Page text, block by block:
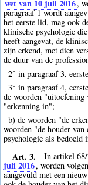
wet van 10 juli 2016,
paragraaf 1 wordt
het eerste lid, mag ook
klinische psychologie
heeft aangevat, de
zijn erkend, met dien
de duur van de
2° in paragraaf 3,
3° in paragraaf 4,
de woorden "uitoefening
"erkenning in";
b) de woorden "de
woorden "de houder
psychologie als bedoeld
Art. 3. In artikel
juli 2016, worden
aangevuld met een